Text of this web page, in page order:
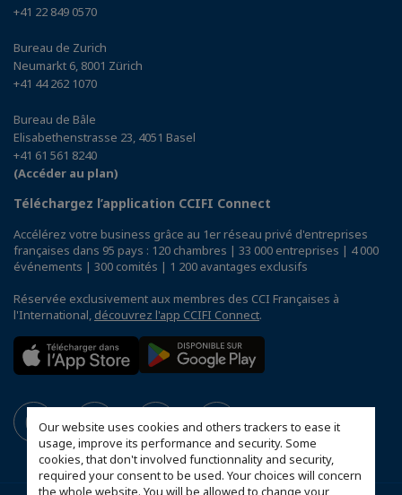
Our website uses cookies and others trackers to ease it
usage, improve its performance and security. Some
cookies, that don't involved functionnality and security,
required your consent to be used. Your choices will concern
the whole website. You will be allowed to change your
+41 22 849 0570
Bureau de Zurich
Neumarkt 6, 8001 Zürich
+41 44 262 1070
Bureau de Bâle
Elisabethenstrasse 23, 4051 Basel
+41 61 561 8240
(Accéder au plan)
Téléchargez l’application CCIFI Connect
Accélérez votre business grâce au 1er réseau privé d'entreprises
françaises dans 95 pays : 120 chambres | 33 000 entreprises | 4 000
événements | 300 comités | 1 200 avantages exclusifs
Réservée exclusivement aux membres des CCI Françaises à
l'International, découvrez l'app CCIFI Connect.